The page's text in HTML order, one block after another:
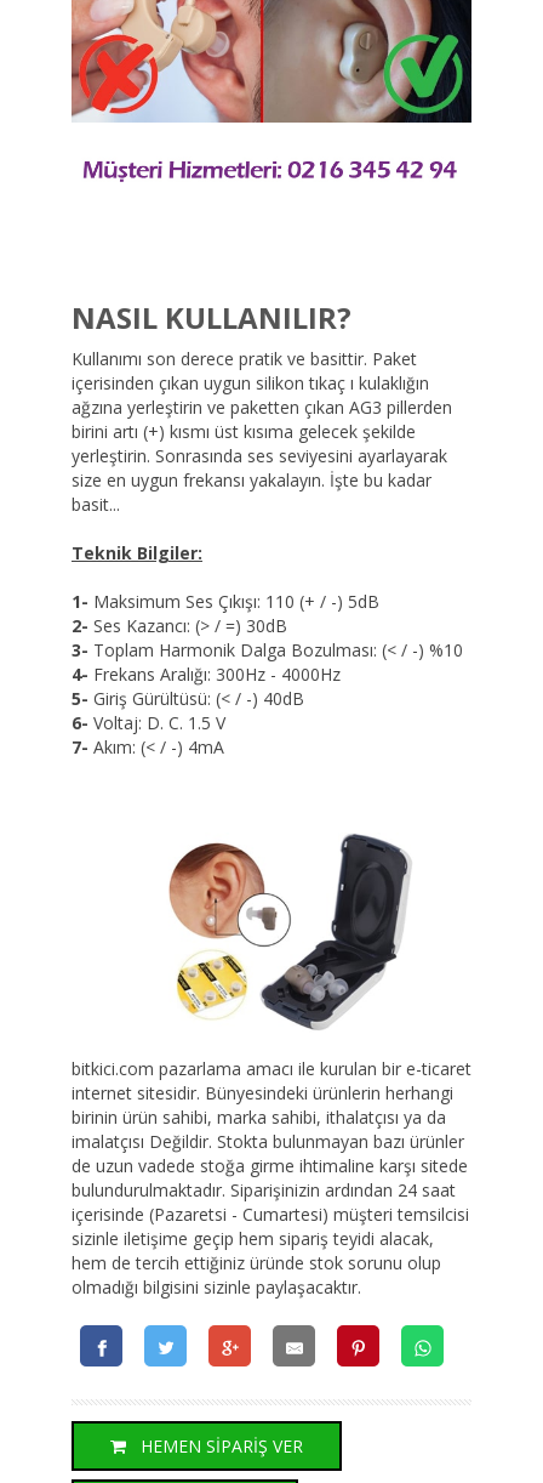
NASIL KULLANILIR?
Kullanımı son derece pratik ve basittir. Paket
içerisinden çıkan uygun silikon tıkaç ı kulaklığın
ağzına yerleştirin ve paketten çıkan AG3 pillerden
birini artı (+) kısmı üst kısıma gelecek şekilde
yerleştirin. Sonrasında ses seviyesini ayarlayarak
size en uygun frekansı yakalayın. İşte bu kadar
basit...
Teknik Bilgiler:
1- Maksimum Ses Çıkışı: 110 (+ / -) 5dB
2- Ses Kazancı: (> / =) 30dB
3- Toplam Harmonik Dalga Bozulması: (< / -) %10
4- Frekans Aralığı: 300Hz - 4000Hz
5- Giriş Gürültüsü: (< / -) 40dB
6- Voltaj: D. C. 1.5 V
7- Akım: (< / -) 4mA
bitkici.com pazarlama amacı ile kurulan bir e-ticaret
internet sitesidir. Bünyesindeki ürünlerin herhangi
birinin ürün sahibi, marka sahibi, ithalatçısı ya da
imalatçısı Değildir. Stokta bulunmayan bazı ürünler
de uzun vadede stoğa girme ihtimaline karşı sitede
bulundurulmaktadır. Siparişinizin ardından 24 saat
içerisinde (Pazaretsi - Cumartesi) müşteri temsilcisi
sizinle iletişime geçip hem sipariş teyidi alacak,
hem de tercih ettiğiniz üründe stok sorunu olup
olmadığı bilgisini sizinle paylaşacaktır.
HEMEN SİPARİŞ VER